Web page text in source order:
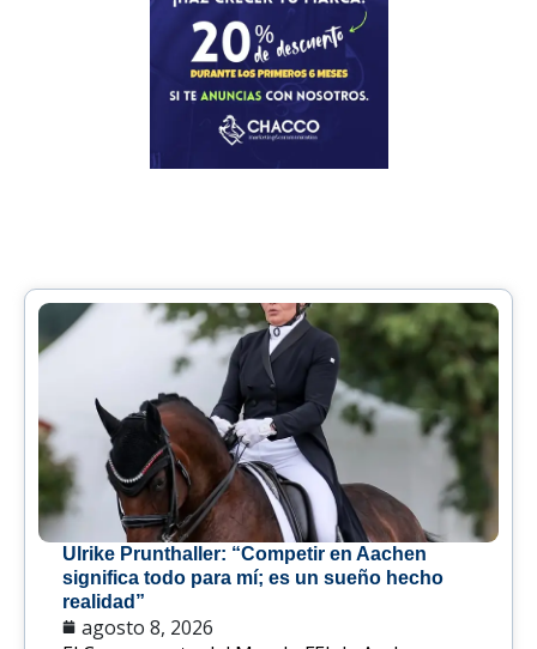
Ulrike Prunthaller: “Competir en Aachen
significa todo para mí; es un sueño hecho
realidad”
agosto 8, 2026